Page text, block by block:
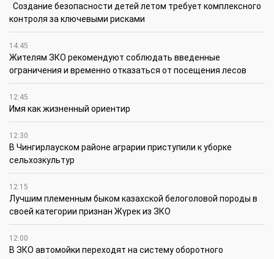
Создание безопасности детей летом требует комплексного
контроля за ключевыми рисками
14:45
Жителям ЗКО рекомендуют соблюдать введенные
ограничения и временно отказаться от посещения лесов
12:45
Имя как жизненный ориентир
12:30
В Чингирлауском районе аграрии приступили к уборке
сельхозкультур
12:15
Лучшим племенным быком казахской белоголовой породы в
своей категории признан Жүрек из ЗКО
12:00
В ЗКО автомойки переходят на систему оборотного